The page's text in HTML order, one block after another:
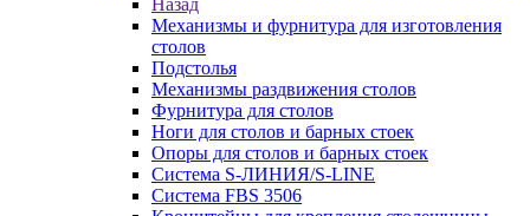
Назад
Механизмы и фурнитура для изготовления
столов
Подстолья
Механизмы раздвижения столов
Фурнитура для столов
Ноги для столов и барных стоек
Опоры для столов и барных стоек
Система S-ЛИНИЯ/S-LINE
Система FBS 3506